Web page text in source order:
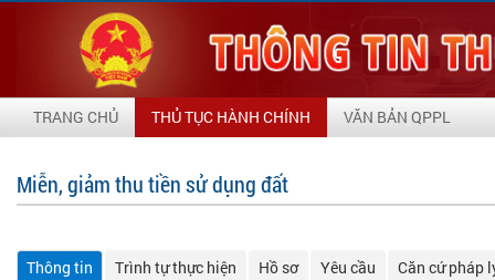
TRANG CHỦ THỦ TỤC HÀNH CHÍNH VĂN BẢN QPPL
Miễn, giảm thu tiền sử dụng đất
Thông tin Trình tự thực hiện Hồ sơ Yêu cầu Căn cứ pháp